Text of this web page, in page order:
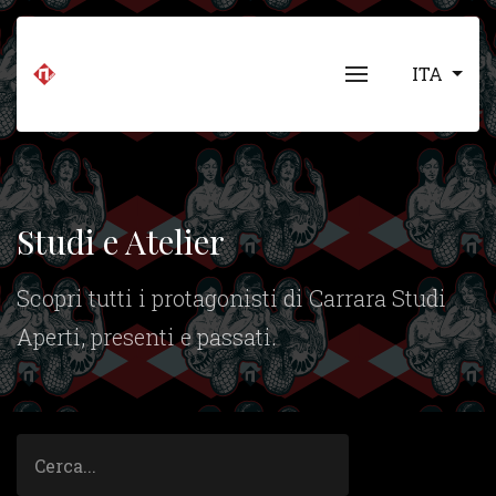
ITA
Studi e Atelier
Scopri tutti i protagonisti di Carrara Studi
Aperti, presenti e passati.